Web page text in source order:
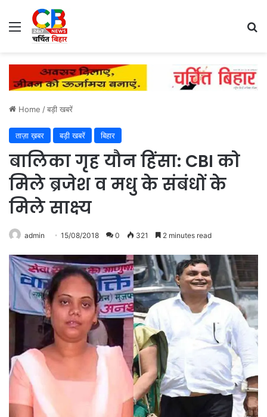
Menu
Home /बड़ी खबरें
ताज़ा ख़बर बड़ी खबरें बिहार
बालिका गृह यौन हिंसा: CBI को
मिले ब्रजेश व मधु के संबंधों के
मिले साक्ष्‍य
admin 15/08/2018 0 321 2 minutes read